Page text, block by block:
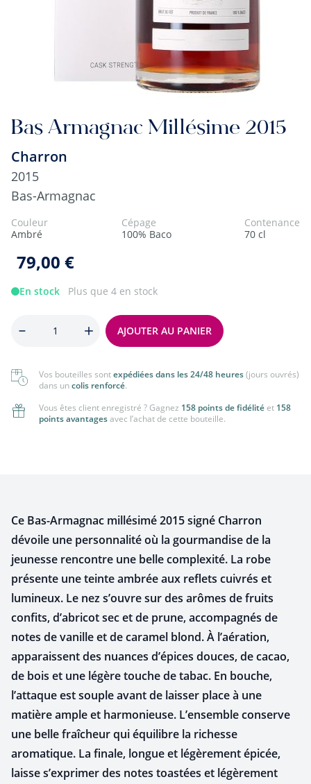
Bas Armagnac Millésime 2015
Charron
2015
Bas-Armagnac
Couleur
Ambré
Cépage
100% Baco
Contenance
70 cl
79,00 €
En stock Plus que 4 en stock
AJOUTER AU PANIER
Vos bouteilles sontexpédiées dans les 24/48 heures(jours ouvrés)
dans uncolis renforcé.
Vous êtes client enregistré ? Gagnez 158 points de fidélité et 158
points avantagesavec l’achat de cette bouteille.
Ce Bas-Armagnac millésimé 2015 signé Charron
dévoile une personnalité où la gourmandise de la
jeunesse rencontre une belle complexité. La robe
présente une teinte ambrée aux reflets cuivrés et
lumineux. Le nez s’ouvre sur des arômes de fruits
confits, d’abricot sec et de prune, accompagnés de
notes de vanille et de caramel blond. À l’aération,
apparaissent des nuances d’épices douces, de cacao,
de bois et une légère touche de tabac. En bouche,
l’attaque est souple avant de laisser place à une
matière ample et harmonieuse. L’ensemble conserve
une belle fraîcheur qui équilibre la richesse
aromatique. La finale, longue et légèrement épicée,
laisse s’exprimer des notes toastées et légèrement